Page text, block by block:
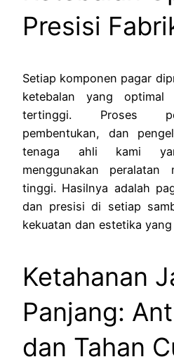
Presisi
Setiap komponen pagar
ketebalan yang
tertinggi. Proses
pembentukan, dan
tenaga ahli kami
menggunakan peralatan
tinggi. Hasilnya adalah
dan presisi di setiap
kekuatan dan estetika
Ketahanan
Panjang:
dan Tahan